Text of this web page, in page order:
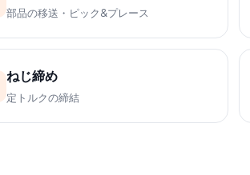
部品の移送・ピック&プレース
ねじ締め
定トルクの締結